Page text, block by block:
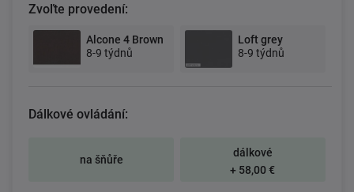
Zvoľte provedení:
Alcone 4 Brown
8-9 týdnů
Loft grey
8-9 týdnů
Dálkové ovládání:
na šňůře
dálkové
+ 58,00 €